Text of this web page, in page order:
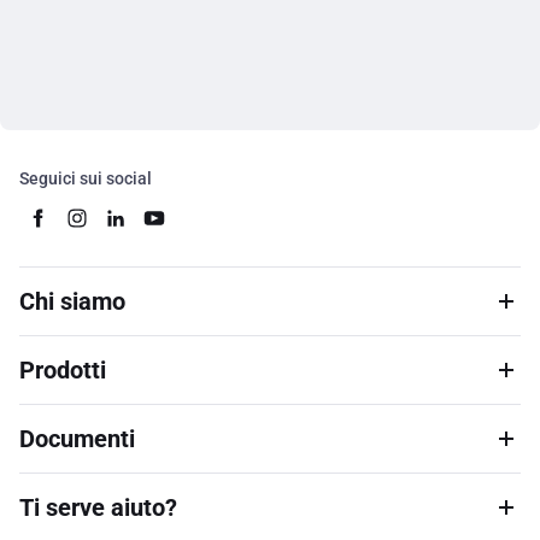
Seguici sui social
Chi siamo
Prodotti
Documenti
Ti serve aiuto?